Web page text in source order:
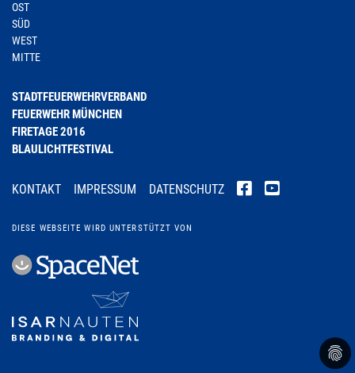
OST
SÜD
WEST
MITTE
STADTFEUERWEHRVERBAND
FEUERWEHR MÜNCHEN
FIRETAGE 2016
BLAULICHTFESTIVAL
KONTAKT IMPRESSUM DATENSCHUTZ
DIESE WEBSEITE WIRD UNTERSTÜTZT VON